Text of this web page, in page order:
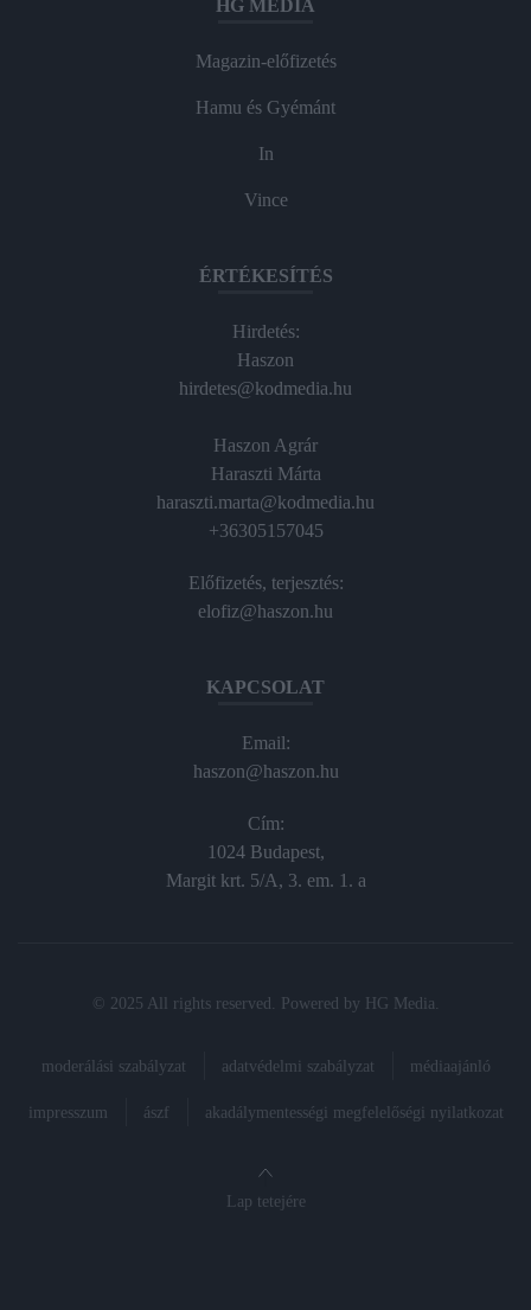
HG MEDIA
Magazin-előfizetés
Hamu és Gyémánt
In
Vince
ÉRTÉKESÍTÉS
Hirdetés:
Haszon
hirdetes@kodmedia.hu
Haszon Agrár
Haraszti Márta
haraszti.marta@kodmedia.hu
+36305157045
Előfizetés, terjesztés:
elofiz@haszon.hu
KAPCSOLAT
Email:
haszon@haszon.hu
Cím:
1024 Budapest,
Margit krt. 5/A, 3. em. 1. a
© 2025 All rights reserved. Powered by HG Media
moderálási szabályzat adatvédelmi szabályzat médiaajánló
impresszum ászf akadálymentességi megfelelőségi nyilatkozat
Lap tetejére